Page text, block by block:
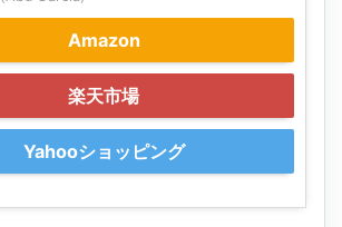
Amazon
楽天市場
Yahooショッピング